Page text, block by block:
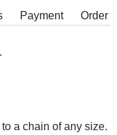
managers will
eyelet of the
chain.
Order
Payment
a chain of any size.